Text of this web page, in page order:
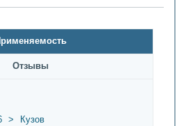
Oтзывы
> Кузов